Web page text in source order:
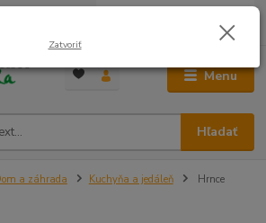
Menu
Hľadať
0,00 €
a záhrada Kuchyňa a jedáleň Hrnce
Zatvoriť